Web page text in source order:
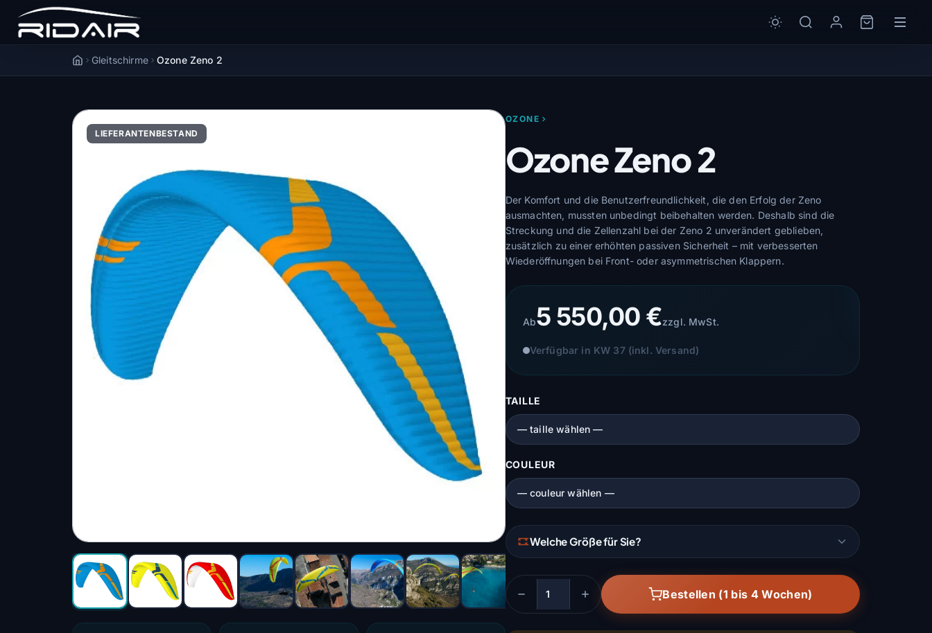
AccueilGleitschirme Ozone Zeno 2
LIEFERANTENBESTAND
OZONE
Ozone Zeno 2
Der Komfort und die Benutzerfreundlichkeit, die den Erfolg der Zeno
ausmachten, mussten unbedingt beibehalten werden. Deshalb sind die
Streckung und die Zellenzahl bei der Zeno 2 unverändert geblieben,
zusätzlich zu einer erhöhten passiven Sicherheit – mit verbesserten
Wiederöffnungen bei Front- oder asymmetrischen Klappern.
Ab5 550,00 €zzgl. MwSt.
Verfügbar in KW 37 (inkl. Versand)
TAILLE
COULEUR
Welche Größe für Sie?
Menge
Bestellen (1 bis 4 Wochen)